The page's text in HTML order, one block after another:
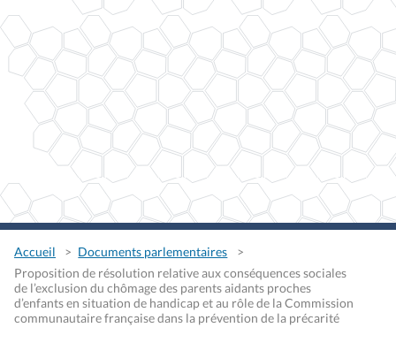
Accueil
Documents parlementaires
Proposition de résolution relative aux conséquences sociales
de l’exclusion du chômage des parents aidants proches
d’enfants en situation de handicap et au rôle de la Commission
communautaire française dans la prévention de la précarité